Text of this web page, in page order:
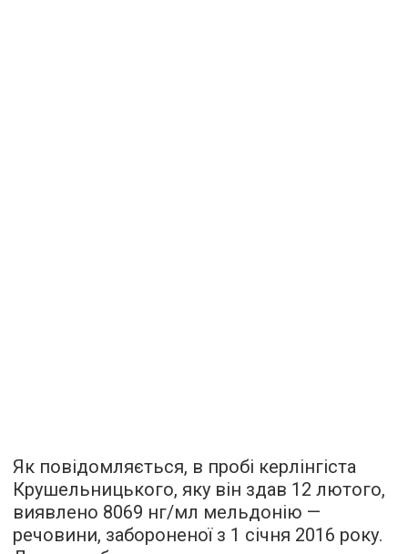
Як повідомляється, в пробі керлінгіста
Крушельницького, яку він здав 12 лютого,
виявлено 8069 нг/мл мельдонію —
речовини, забороненої з 1 січня 2016 року.